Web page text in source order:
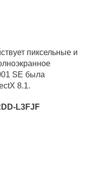
пиксельные и
SE была
8.1.
L3FJF